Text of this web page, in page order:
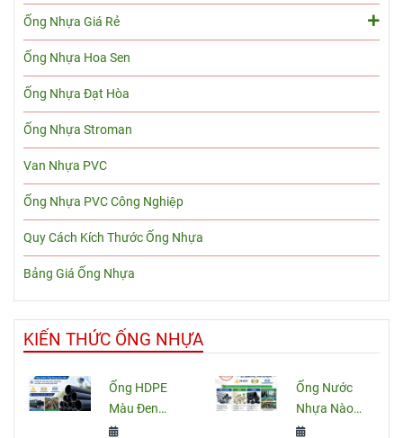
Ống Nhựa Giá Rẻ
Ống Nhựa Hoa Sen
Ống Nhựa Đạt Hòa
Ống Nhựa Stroman
Van Nhựa PVC
Ống Nhựa PVC Công Nghiệp
Quy Cách Kích Thước Ống Nhựa
Bảng Giá Ống Nhựa
KIẾN THỨC ỐNG NHỰA
Ống HDPE
Màu Đen
Sọc Xanh:
Ống Nước
Nhựa Nào
Tốt Nhất